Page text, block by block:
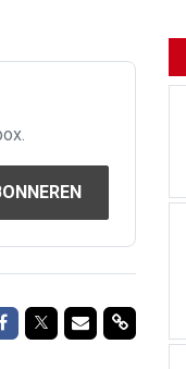
Delen op Facebook
Delen op Twitter
Delen via
Delen